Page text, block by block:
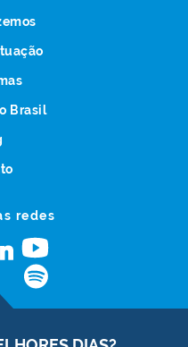
Brasil
redes